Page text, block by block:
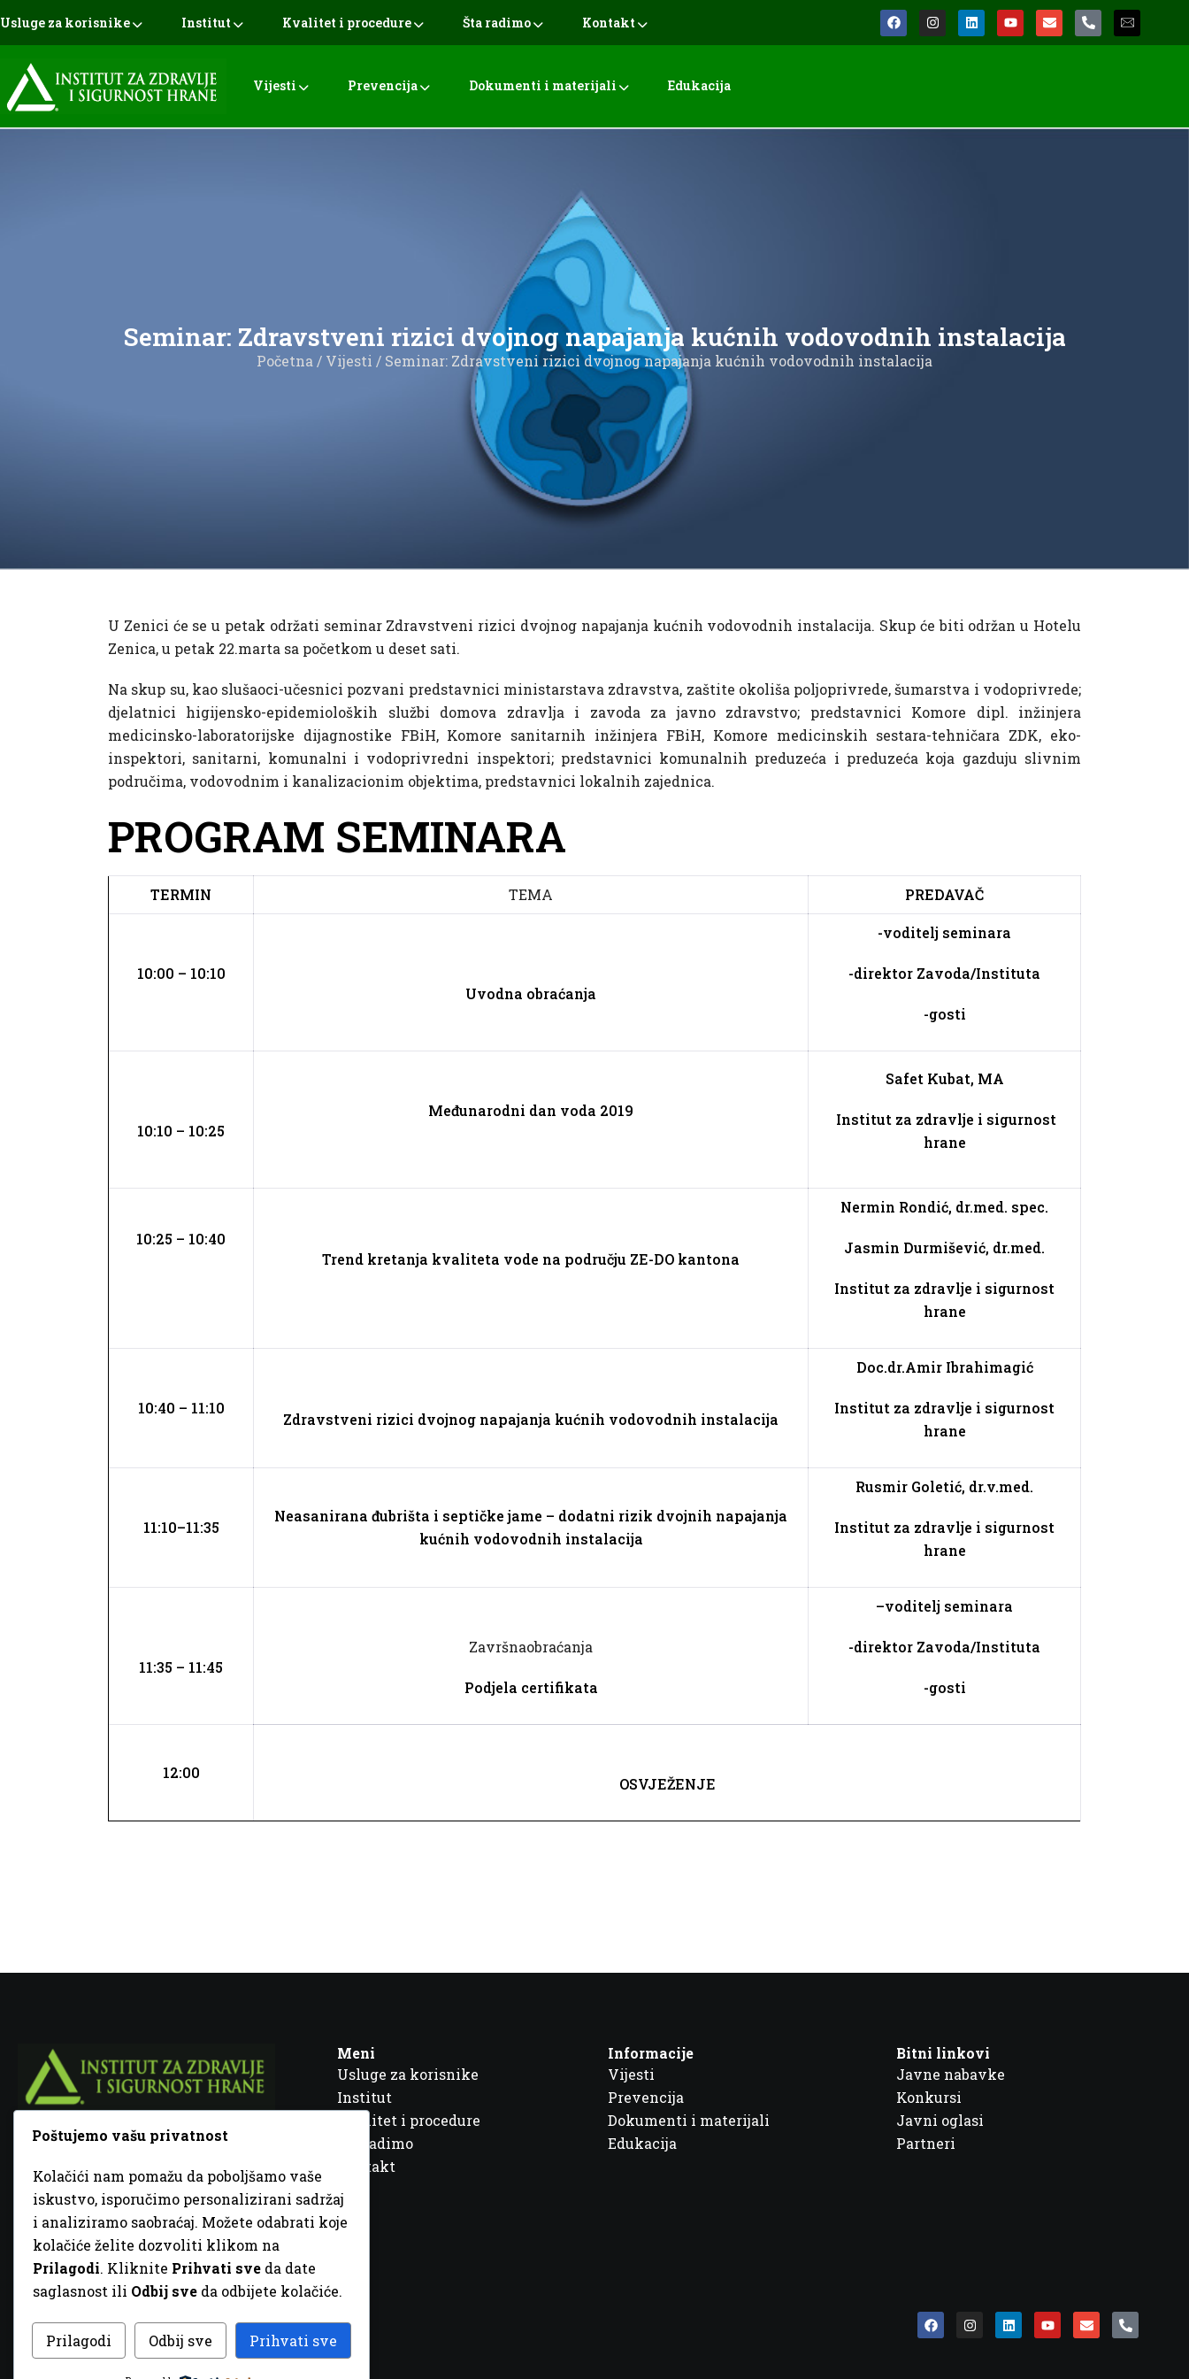
Usluge za korisnike Institut Kvalitet i procedure Šta radimo Kontakt
Vijesti Prevencija Dokumenti i materijali Edukacija
Seminar: Zdravstveni rizici dvojnog napajanja kućnih vodovodnih instalacija
Početna/ Vijesti / Seminar: Zdravstveni rizici dvojnog napajanja kućnih vodovodnih instalacija
U Zenici će se u petak održati seminar Zdravstveni rizici dvojnog napajanja kućnih vodovodnih instalacija. Skup će biti održan u Hotelu
Zenica, u petak 22.marta sa početkom u deset sati.
Na skup su, kao slušaoci-učesnici pozvani predstavnici ministarstava zdravstva, zaštite okoliša poljoprivrede, šumarstva i vodoprivrede;
djelatnici higijensko-epidemioloških službi domova zdravlja i zavoda za javno zdravstvo; predstavnici Komore dipl. inžinjera
medicinsko-laboratorijske dijagnostike FBiH, Komore sanitarnih inžinjera FBiH, Komore medicinskih sestara-tehničara ZDK, eko-
inspektori, sanitarni, komunalni i vodoprivredni inspektori; predstavnici komunalnih preduzeća i preduzeća koja gazduju slivnim
područima, vodovodnim i kanalizacionim objektima, predstavnici lokalnih zajednica.
PROGRAM SEMINARA
TERMIN TEMA PREDAVAČ
10:00 – 10:10
Uvodna obraćanja
-voditelj seminara
-direktor Zavoda/Instituta
-gosti
10:10 – 10:25
Međunarodni dan voda 2019
Safet Kubat, MA
Institut za zdravlje i sigurnost
hrane
10:25 – 10:40
Trend kretanja kvaliteta vode na području ZE-DO kantona
Nermin Rondić, dr.med. spec.
Jasmin Durmišević, dr.med.
Institut za zdravlje i sigurnost
hrane
10:40 – 11:10
Zdravstveni rizici dvojnog napajanja kućnih vodovodnih instalacija
Doc.dr.Amir Ibrahimagić
Institut za zdravlje i sigurnost
hrane
11:10–11:35
Neasanirana đubrišta i septičke jame – dodatni rizik dvojnih napajanja
kućnih vodovodnih instalacija
Rusmir Goletić, dr.v.med.
Institut za zdravlje i sigurnost
hrane
11:35 – 11:45
Završnaobraćanja
Podjela certifikata
–voditelj seminara
-direktor Zavoda/Instituta
-gosti
12:00
OSVJEŽENJE
Fra Ivana Jukića br. 2, 72000 Zenica, BiH
+387 32 448 001
info@inz.ba
http://www.inz.ba
Meni
Usluge za korisnike
Institut
Kvalitet i procedure
Šta radimo
Kontakt
Informacije
Vijesti
Prevencija
Dokumenti i materijali
Edukacija
Bitni linkovi
Javne nabavke
Konkursi
Javni oglasi
Partneri
© 2026 Sva prava zadržana. DizajnGordonDM
Poštujemo vašu privatnost
Kolačići nam pomažu da poboljšamo vaše
iskustvo, isporučimo personalizirani sadržaj
i analiziramo saobraćaj. Možete odabrati koje
kolačiće želite dozvoliti klikom na
Prilagodi. Kliknite Prihvati sve da date
saglasnost ili Odbij sve da odbijete kolačiće.
Prilagodi Odbij sve Prihvati sve